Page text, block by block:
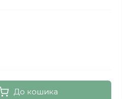
До кошика